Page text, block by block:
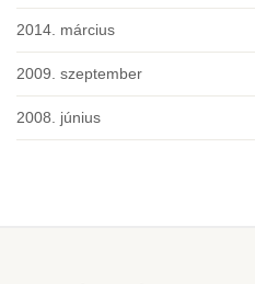
2014. március
2009. szeptember
2008. június